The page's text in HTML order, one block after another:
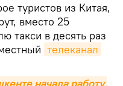
туристов из Китая,
вместо 25
такси в десять раз
телеканал